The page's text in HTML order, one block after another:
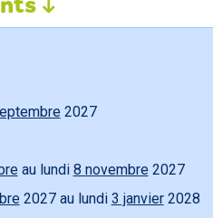
2027
au lundi 8 novembre 2027
2027 au lundi 3 janvier2028